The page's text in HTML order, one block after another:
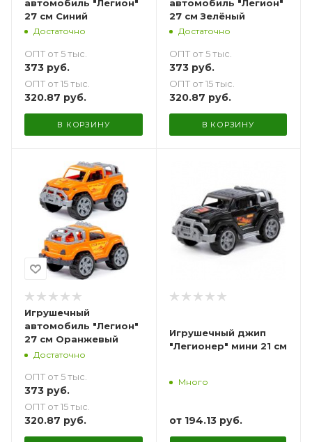
автомобиль "Легион"
27 см Синий
Достаточно
ОПТ от 5 тыс.
373 руб.
ОПТ от 15 тыс.
320.87 руб.
В КОРЗИНУ
автомобиль "Легион"
27 см Зелёный
Достаточно
ОПТ от 5 тыс.
373руб.
ОПТ от 15 тыс.
320.87 руб.
В КОРЗИНУ
Игрушечный
автомобиль "Легион"
27 см Оранжевый
Достаточно
ОПТ от 5 тыс.
373 руб.
ОПТ от 15 тыс.
320.87 руб.
Игрушечный джип
"Легионер" мини 21 см
Много
от 194.13 руб.